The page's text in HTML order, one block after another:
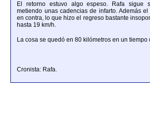
El retorno estuvo algo espeso. Rafa sigue
metiendo unas cadencias de infarto. Además
en contra, lo que hizo el regreso bastante
hasta 19 km/h.
La cosa se quedó en 80 kilómetros en un tiempo
Cronista: Rafa.